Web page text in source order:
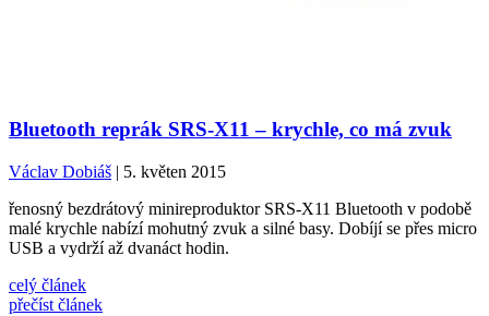
Bluetooth reprák SRS-X11 – krychle, co má zvuk
Václav Dobiáš | 5. květen 2015
řenosný bezdrátový minireproduktor SRS-X11 Bluetooth v podobě
malé krychle nabízí mohutný zvuk a silné basy. Dobíjí se přes micro
USB a vydrží až dvanáct hodin.
celý článek
přečíst článek